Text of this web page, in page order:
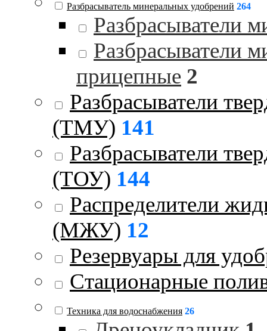
Разбрасыватель минеральных удобрений 264
Разбрасыватели
Разбрасыватели
прицепные 2
Разбрасыватели
(ТМУ) 141
Разбрасыватели
(ТОУ) 144
Распределители
(МЖУ) 12
Резервуары для
Стационарные
Техника для водоснабжения 26